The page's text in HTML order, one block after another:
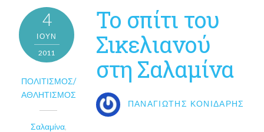
4
ΙΟΎΝ
2011
ΠΟΛΙΤΙΣΜΌΣ/
ΑΘΛΗΤΙΣΜΌΣ
Σαλαμίνα,
Το σπίτι του
Σικελιανού
στη Σαλαμίνα
ΠΑΝΑΓΙΏΤΗΣ ΚΟΝΙΔΆΡΗΣ